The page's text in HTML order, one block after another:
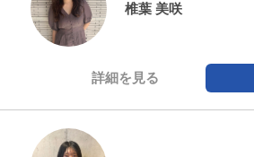
椎葉 美咲
詳細を見る